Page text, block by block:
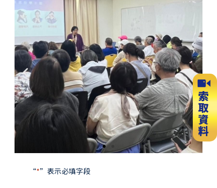
“*”表示必填字段
Previous
slide
Next
slide